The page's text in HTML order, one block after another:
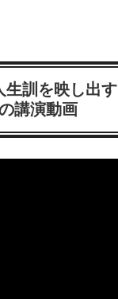
生訓を映し出す
講演動画